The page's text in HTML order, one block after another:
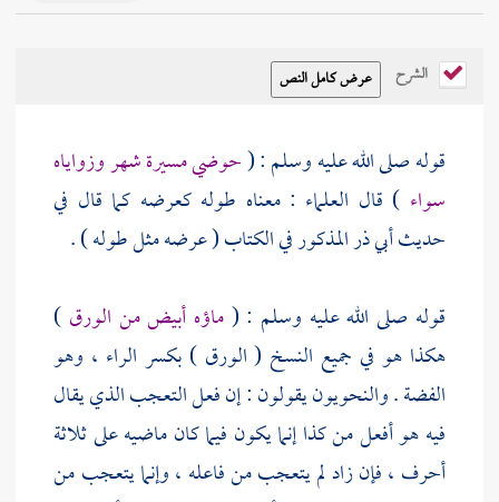
الشرح
قوله صلى الله عليه وسلم : (حوضي مسيرة شهر وزواياه
سواء ) قال العلماء : معناه طوله كعرضه كما قال في
حديثأبي ذرالمذكور في الكتاب ( عرضه مثل طوله ) .
قوله صلى الله عليه وسلم : (ماؤه أبيض من الورق )
هكذا هو في جميع النسخ ( الورق ) بكسر الراء ، وهو
الفضة . والنحويون يقولون : إن فعل التعجب الذي يقال
فيه هو أفعل من كذا إنما يكون فيما كان ماضيه على ثلاثة
أحرف ، فإن زاد لم يتعجب من فاعله ، وإنما يتعجب من